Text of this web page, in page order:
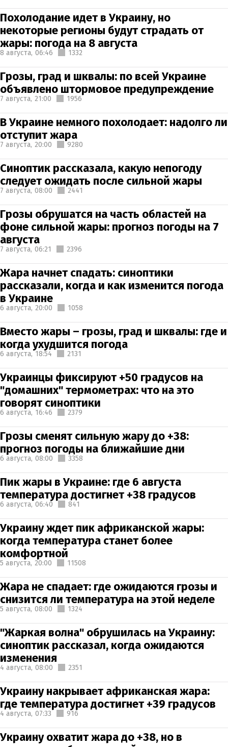
Похолодание идет в Украину, но
некоторые регионы будут страдать от
жары: погода на 8 августа
8 августа, 06:46 1332
Грозы, град и шквалы: по всей Украине
объявлено штормовое предупреждение
7 августа, 21:00 1956
В Украине немного похолодает: надолго ли
отступит жара
7 августа, 20:00 9280
Синоптик рассказала, какую непогоду
следует ожидать после сильной жары
7 августа, 08:00 2441
Грозы обрушатся на часть областей на
фоне сильной жары: прогноз погоды на 7
августа
7 августа, 06:21 2396
Жара начнет спадать: синоптики
рассказали, когда и как изменится погода
в Украине
6 августа, 20:00 1058
Вместо жары – грозы, град и шквалы: где и
когда ухудшится погода
6 августа, 18:54 2131
Украинцы фиксируют +50 градусов на
"домашних" термометрах: что на это
говорят синоптики
6 августа, 16:46 2379
Грозы сменят сильную жару до +38:
прогноз погоды на ближайшие дни
6 августа, 08:00 3358
Пик жары в Украине: где 6 августа
температура достигнет +38 градусов
6 августа, 06:40 841
Украину ждет пик африканской жары:
когда температура станет более
комфортной
5 августа, 20:00 11508
Жара не спадает: где ожидаются грозы и
снизится ли температура на этой неделе
5 августа, 08:00 1324
"Жаркая волна" обрушилась на Украину:
синоптик рассказал, когда ожидаются
изменения
4 августа, 08:00 2351
Украину накрывает африканская жара:
где температура достигнет +39 градусов
4 августа, 07:33 916
Украину охватит жара до +38, но в